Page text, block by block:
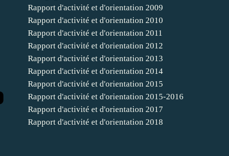
Rapport d'activité et d'orientation 2009
Rapport d'activité et d'orientation 2010
Rapport d'activité et d'orientation 2011
Rapport d'activité et d'orientation 2012
Rapport d'activité et d'orientation 2013
Rapport d'activité et d'orientation 2014
Rapport d'activité et d'orientation 2015
Rapport d'activité et d'orientation 2015-2016
Rapport d'activité et d'orientation 2017
Rapport d'activité et d'orientation 2018